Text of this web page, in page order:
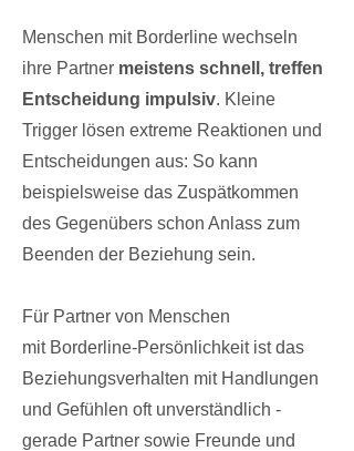
Menschen mit Borderline wechseln
ihre Partner meistens schnell, treffen
Entscheidung impulsiv. Kleine
Trigger lösen extreme Reaktionen und
Entscheidungen aus: So kann
beispielsweise das Zuspätkommen
des Gegenübers schon Anlass zum
Beenden der Beziehung sein.
Für Partner von Menschen
mit Borderline-Persönlichkeitist das
Beziehungsverhalten mit Handlungen
und Gefühlen oft unverständlich -
gerade Partner sowie Freunde und